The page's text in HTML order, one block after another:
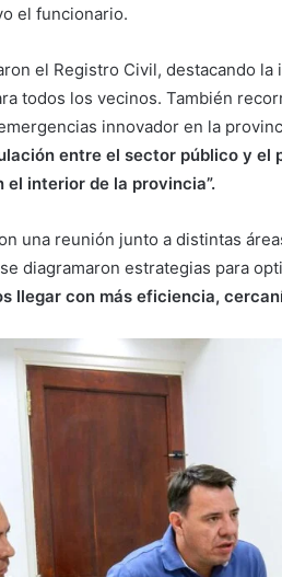
el funcionario.
el Registro Civil, destacando
todos los vecinos. También
innovador en la
entre el sector público y el
el interior de la provincia”.
una reunión junto a distintas
diagramaron estrategias para
llegar con más eficiencia,